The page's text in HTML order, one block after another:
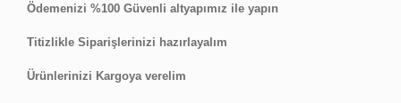
Ödemenizi %100 Güvenli altyapımız ile yapın
Titizlikle Siparişlerinizi hazırlayalım
Ürünlerinizi Kargoya verelim